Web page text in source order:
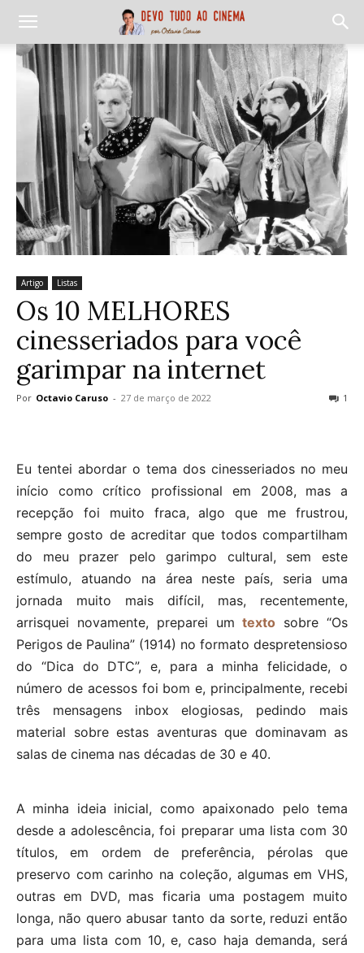
Artigo Listas
Os 10 MELHORES
cinesseriados para você
garimpar na internet
Por Octavio Caruso - 27 de março de 2022 1
Eu tentei abordar o tema dos cinesseriados no meu
início como crítico profissional em 2008, mas a
recepção foi muito fraca, algo que me frustrou,
sempre gosto de acreditar que todos compartilham
do meu prazer pelo garimpo cultural, sem este
estímulo, atuando na área neste país, seria uma
jornada muito mais difícil, mas, recentemente,
arrisquei novamente, preparei umtexto sobre “Os
Perigos de Paulina” (1914) no formato despretensioso
do “Dica do DTC”, e, para a minha felicidade, o
número de acessos foi bom e, principalmente, recebi
três mensagens inbox elogiosas, pedindo mais
material sobre estas aventuras que dominavam as
salas de cinema nas décadas de 30 e 40.
A minha ideia inicial, como apaixonado pelo tema
desde a adolescência, foi preparar uma lista com 30
títulos, em ordem de preferência, pérolas que
preservo com carinho na coleção, algumas em VHS,
outras em DVD, mas ficaria uma postagem muito
longa, não quero abusar tanto da sorte, reduzi então
para uma lista com 10, e, caso haja demanda, será